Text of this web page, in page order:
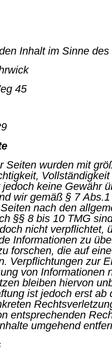
Inhalt im Sinne
45
Seiten wurden mit
keine Gewähr
wir gemäß § 7
nach den
§§ 8 bis 10 TMG
nicht verpflichtet,
Informationen zu
forschen, die auf
Verpflichtungen zur
von Informationen
bleiben hiervon
ist jedoch erst ab
entsprechenden
umgehend